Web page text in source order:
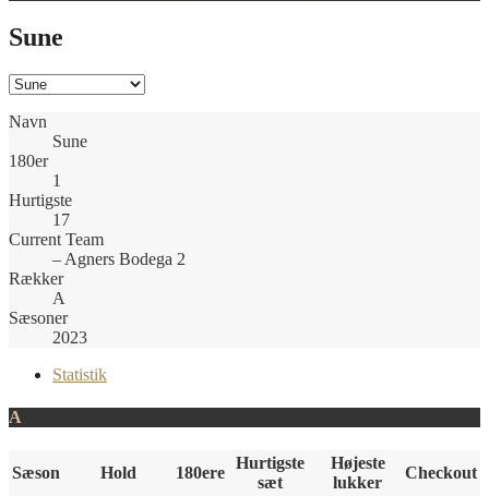
Sune
Navn
Sune
180er
1
Hurtigste
17
Current Team
– Agners Bodega 2
Rækker
A
Sæsoner
2023
Statistik
A
Sæson Hold 180ere
Hurtigste
sæt
Højeste
lukker
Checkout